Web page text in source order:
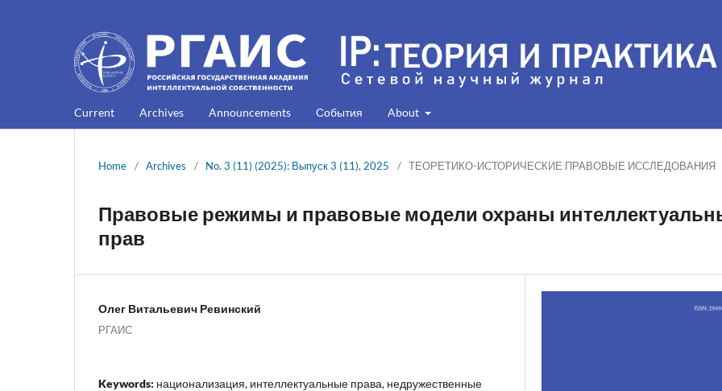
Current Archives Announcements События About
Home / Archives / No. 3 (11) (2025): Выпуск 3 (11), 2025 / ТЕОРЕТИКО-ИСТОРИЧЕСКИЕ ПРАВОВЫЕ ИССЛЕДОВАНИЯ
Правовые режимы и правовые модели охраны
прав
Олег Витальевич Ревинский
РГАИС
Keywords: национализация, интеллектуальные права, недружественные